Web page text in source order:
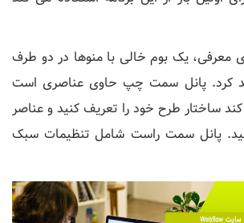
معرفی، یک بوم خالی با منوها در دو طرف
کرد. پانل سمت چپ حاوی عناصری است
ساختار طرح خود را تعریف کنید و عناصر
پانل سمت راست شامل تنظیمات سبک